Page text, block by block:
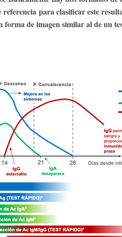
para clasificar este
de imagen similar al de un